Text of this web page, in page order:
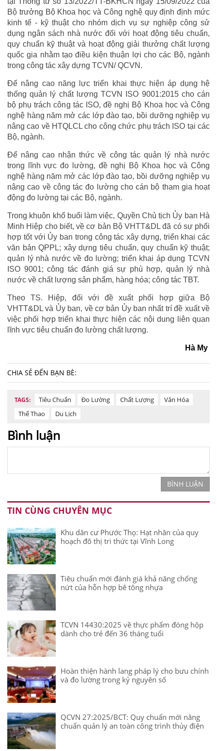
Bộ trưởng Bộ Khoa học và Công nghệ quy định định mức
kinh tế - kỹ thuật cho nhóm dịch vụ sự nghiệp công sử
dụng ngân sách nhà nước đối với hoạt động tiêu chuẩn,
quy chuẩn kỹ thuật và hoạt động giải thưởng chất lượng
quốc gia nhằm tạo điều kiện thuận lợi cho các Bộ, ngành
trong công tác xây dựng TCVN/ QCVN.
Để nâng cao năng lực triển khai thực hiện áp dụng hệ
thống quản lý chất lượng TCVN ISO 9001:2015 cho cán
bộ phụ trách công tác ISO, đề nghị Bộ Khoa học và Công
nghệ hàng năm mở các lớp đào tạo, bồi dưỡng nghiệp vụ
nâng cao về HTQLCL cho công chức phụ trách ISO tại các
Bộ, ngành.
Để nâng cao nhận thức về công tác quản lý nhà nước
trong lĩnh vực đo lường, đề nghị Bộ Khoa học và Công
nghệ hàng năm mở các lớp đào tạo, bồi dưỡng nghiệp vụ
nâng cao về công tác đo lường cho cán bộ tham gia hoạt
động đo lường tại các Bộ, ngành.
Trong khuôn khổ buổi làm việc, Quyền Chủ tịch Ủy ban Hà
Minh Hiệp cho biết, về cơ bản Bộ VHTT&DL đã có sự phối
hợp tốt với Ủy ban trong công tác xây dựng, triển khai các
văn bản QPPL; xây dựng tiêu chuẩn, quy chuẩn kỹ thuật;
quản lý nhà nước về đo lường; triển khai áp dụng TCVN
ISO 9001; công tác đánh giá sự phù hợp, quản lý nhà
nước về chất lượng sản phẩm, hàng hóa; công tác TBT.
Theo TS. Hiệp, đối với đề xuất phối hợp giữa Bộ
VHTT&DL và Ủy ban, về cơ bản Ủy ban nhất trí đề xuất về
việc phối hợp triển khai thực hiện các nội dung liên quan
lĩnh vực tiêu chuẩn đo lường chất lượng.
Hà My
CHIA SẺ ĐẾN BẠN BÈ:
TAGS: Tiêu Chuẩn Đo Lường Chất Lượng
Văn Hóa
Thể Thao
Du Lịch
Bình luận
BÌNH LUẬN
TIN CÙNG CHUYÊN MỤC
Khu dân cư Phước Thọ: Hạt nhân của quy
hoạch đô thị tri thức tại Vĩnh Long
Tiêu chuẩn mới đánh giá khả năng chống
nứt của hỗn hợp bê tông nhựa
TCVN 14430:2025 về thực phẩm đóng hộp
dành cho trẻ đến 36 tháng tuổi
Hoàn thiện hành lang pháp lý cho bưu chính
và đo lường trong kỷ nguyên số
QCVN 27:2025/BCT: Quy chuẩn mới nâng
chuẩn quản lý an toàn công trình thủy điện